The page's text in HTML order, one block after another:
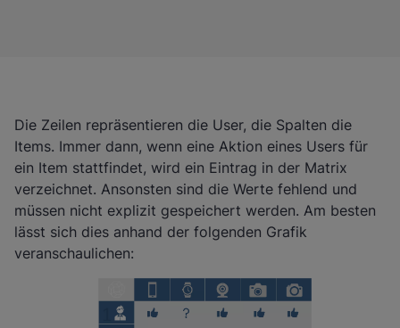
Die Zeilen repräsentieren die User, die Spalten die
Items. Immer dann, wenn eine Aktion eines Users für
ein Item stattfindet, wird ein Eintrag in der Matrix
verzeichnet. Ansonsten sind die Werte fehlend und
müssen nicht explizit gespeichert werden. Am besten
lässt sich dies anhand der folgenden Grafik
veranschaulichen: